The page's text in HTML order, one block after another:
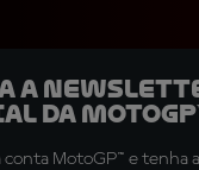
a
da
MotoGP™ e tenha